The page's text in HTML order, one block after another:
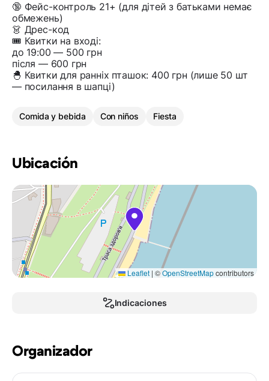
🔞 Фейс-контроль 21+ (для дітей з батьками немає
обмежень)
👗 Дрес-код
🎟 Квитки на вході:
до 19:00 — 500 грн
після — 600 грн
🐣 Квитки для ранніх пташок: 400 грн (лише 50 шт
— посилання в шапці)
Comida y bebida Con niños Fiesta
Ubicación
Leaflet | ©OpenStreetMapcontributors
Indicaciones
Organizador